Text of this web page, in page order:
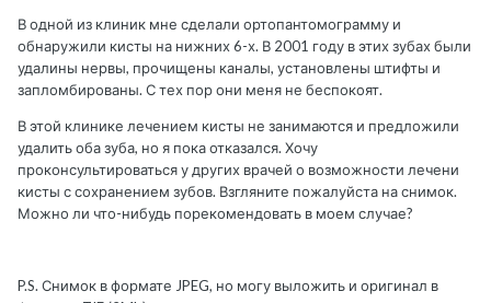
В одной из клиник мне сделали ортопантомограмму и
обнаружили кисты на нижних 6-х. В 2001 году в этих зубах были
удалины нервы, прочищены каналы, установлены штифты и
запломбированы. С тех пор они меня не беспокоят.
В этой клинике лечением кисты не занимаются и предложили
удалить оба зуба, но я пока отказался. Хочу
проконсультироваться у других врачей о возможности лечени
кисты с сохранением зубов. Взгляните пожалуйста на снимок.
Можно ли что-нибудь порекомендовать в моем случае?
P.S. Снимок в формате JPEG, но могу выложить и оригинал в